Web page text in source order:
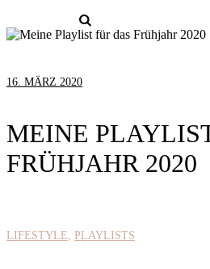
16. MÄRZ 2020
MEINE
FRÜHJAHR 2020
LIFESTYLE PLAYLISTS